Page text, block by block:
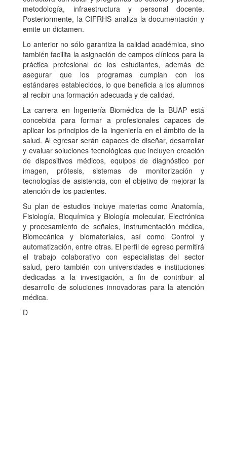
metodología, infraestructura y personal docente.
Posteriormente, la CIFRHS analiza la documentación y
emite un dictamen.
Lo anterior no sólo garantiza la calidad académica, sino
también facilita la asignación de campos clínicos para la
práctica profesional de los estudiantes, además de
asegurar que los programas cumplan con los
estándares establecidos, lo que beneficia a los alumnos
al recibir una formación adecuada y de calidad.
La carrera en Ingeniería Biomédica de la BUAP está
concebida para formar a profesionales capaces de
aplicar los principios de la ingeniería en el ámbito de la
salud. Al egresar serán capaces de diseñar, desarrollar
y evaluar soluciones tecnológicas que incluyen creación
de dispositivos médicos, equipos de diagnóstico por
imagen, prótesis, sistemas de monitorización y
tecnologías de asistencia, con el objetivo de mejorar la
atención de los pacientes.
Su plan de estudios incluye materias como Anatomía,
Fisiología, Bioquímica y Biología molecular, Electrónica
y procesamiento de señales, Instrumentación médica,
Biomecánica y biomateriales, así como Control y
automatización, entre otras. El perfil de egreso permitirá
el trabajo colaborativo con especialistas del sector
salud, pero también con universidades e instituciones
dedicadas a la investigación, a fin de contribuir al
desarrollo de soluciones innovadoras para la atención
médica.
D